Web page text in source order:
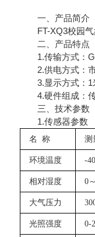
一、产品简介
FT-XQ3校园气
二、产品特点
1.传输方式：
2.供电方式：
3.显示方式：1
4.硬件组成：传
三、技术参数
1.传感器参数
名 称 测
环境温度 -
相对湿度 0
大气压力
光照强度 0-